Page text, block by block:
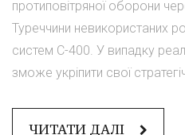
протиповітряної оборони
Туреччини невикористаних
систем С-400. У випадку
зможе укріпити свої
ЧИТАТИ ДАЛІ